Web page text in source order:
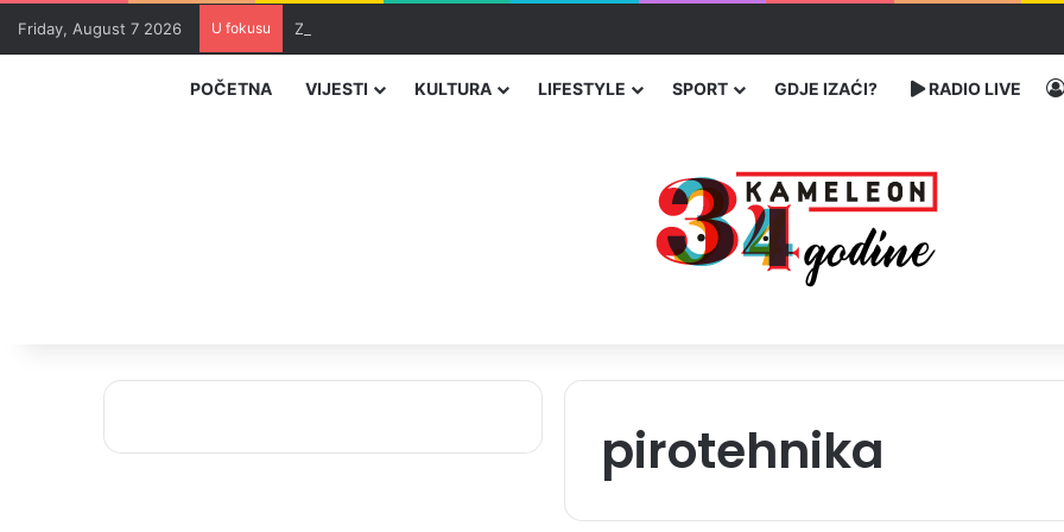
Friday, August 7 2026 U fokusu Zvizdić, Magazinović i Kojović traže poseban status za Memorijalni centar Srebrenica
POČETNA VIJESTI KULTURA LIFESTYLE SPORT GDJE IZAĆI? RADIO LIVE
pirotehnika